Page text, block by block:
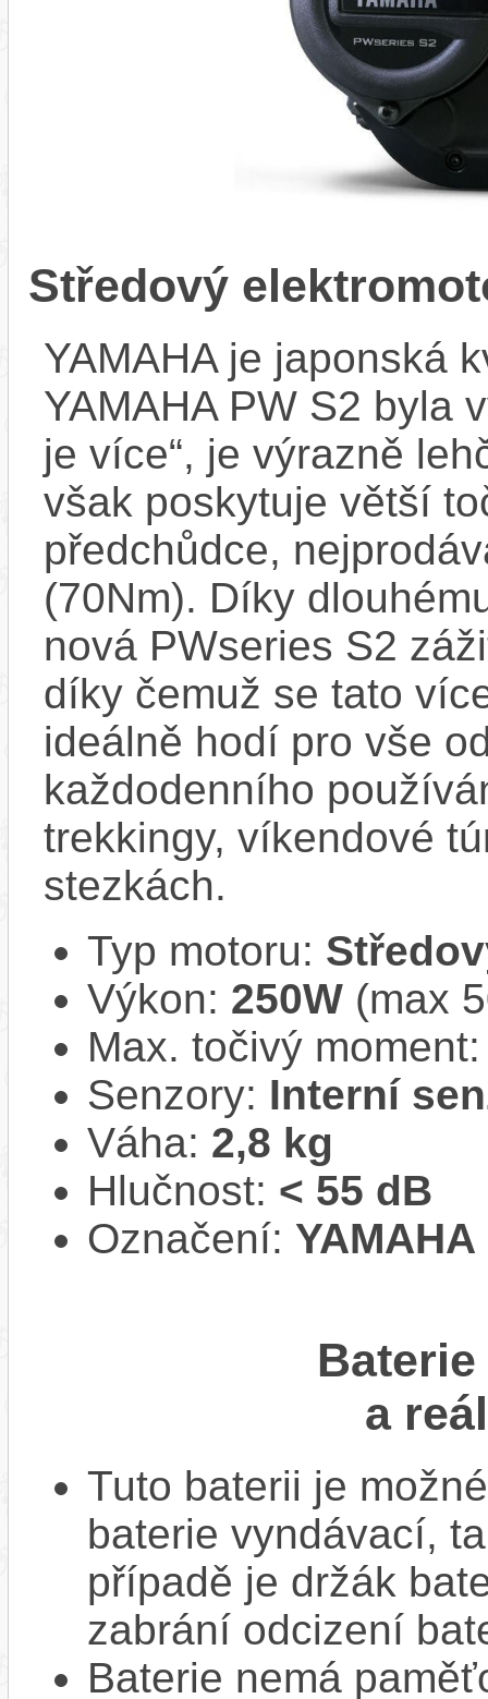
Středový
YAMAHA je japonská
YAMAHA PW S2 byla
je více“, je výrazně
však poskytuje větší
předchůdce,
(70Nm). Díky
nová PWseries S2
díky čemuž se tato
ideálně hodí pro vše
každodenního
trekkingy, víkendové
stezkách.
Typ motoru:
Výkon: 250W (max
Max. točivý
Senzory: Interní
Váha: 2,8 kg
Hlučnost: < 55 dB
Označení: YAMAHA
Baterie
a
Tuto baterii je
baterie vyndávací,
případě je držák
zabrání odcizení
Baterie nemá